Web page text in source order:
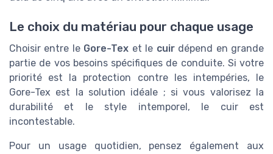
Le choix du matériau pour chaque usage
Choisir entre le Gore-Tex et le cuirdépend en grande
partie de vos besoins spécifiques de conduite. Si votre
priorité est la protection contre les intempéries, le
Gore-Tex est la solution idéale ; si vous valorisez la
durabilité et le style intemporel, le cuir est
incontestable.
Pour un usage quotidien, pensez également aux